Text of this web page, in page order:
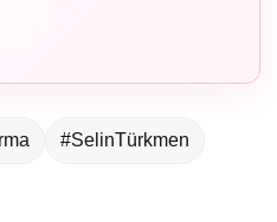
#SelinTürkmen